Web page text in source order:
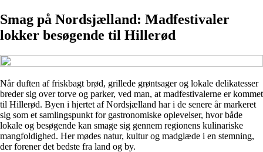
Smag på Nordsjælland: Madfestivaler
lokker besøgende til Hillerød
Når duften af friskbagt brød, grillede grøntsager og lokale delikatesser
breder sig over torve og parker, ved man, at madfestivalerne er kommet
til Hillerød. Byen i hjertet af Nordsjælland har i de senere år markeret
sig som et samlingspunkt for gastronomiske oplevelser, hvor både
lokale og besøgende kan smage sig gennem regionens kulinariske
mangfoldighed. Her mødes natur, kultur og madglæde i en stemning,
der forener det bedste fra land og by.